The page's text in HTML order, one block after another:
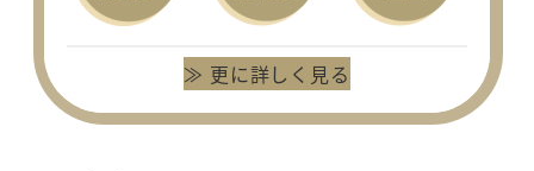
≫ 更に詳しく見る